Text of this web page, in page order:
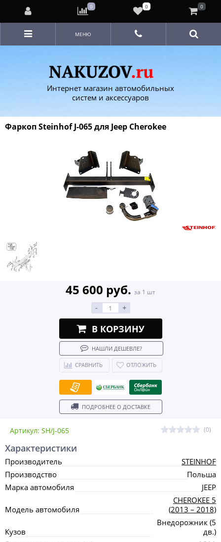
Интернет магазин автомобильных
систем и аксессуаров
МЕНЮ
Фаркоп Steinhof J-065 для Jeep Cherokee
Артикул: SH/J-065 (0)
45 600 руб. за 1 шт
- +
В КОРЗИНУ
НАШЛИ ДЕШЕВЛЕ?
СРАВНИТЬ ОТЛОЖИТЬ
ПОДРОБНЕЕ О ДОСТАВКЕ
Характеристики
Производитель
STEINHOF
Производство
Польша
Марка автомобиля
JEEP
Модель автомобиля
CHEROKEE 5
(2013 – 2018)
Кузов
Внедорожник (5
дв.)
0 0 0